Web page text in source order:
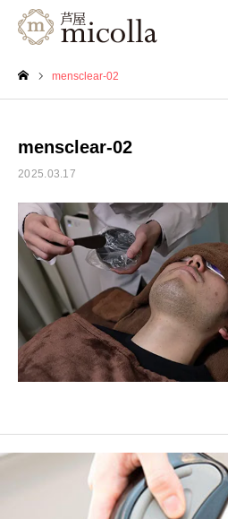
mensclear-02
mensclear-02
2025.03.17